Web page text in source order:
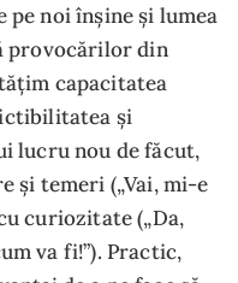
pe noi înșine și lumea
provocărilor din
capacitatea
și
lucru nou de făcut,
și temeri („Vai, mi-e
curiozitate („Da,
va fi!”). Practic,